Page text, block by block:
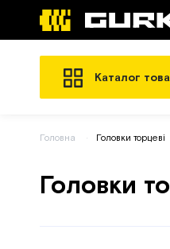
Каталог
Головна Головки торцеві
Головки